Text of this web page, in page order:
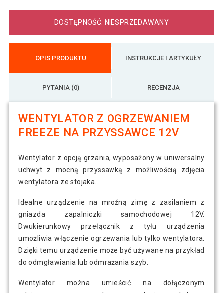
DOSTĘPNOŚĆ: NIESPRZEDAWANY
OPIS PRODUKTU INSTRUKCJE I ARTYKUŁY
PYTANIA (0) RECENZJA
WENTYLATOR Z OGRZEWANIEM
FREEZE NA PRZYSSAWCE 12V
Wentylator z opcją grzania, wyposażony w uniwersalny
uchwyt z mocną przyssawką z możliwością zdjęcia
wentylatora ze stojaka.
Idealne urządzenie na mroźną zimę z zasilaniem z
gniazda zapalniczki samochodowej 12V.
Dwukierunkowy przełącznik z tyłu urządzenia
umożliwia włączenie ogrzewania lub tylko wentylatora.
Dzięki temu urządzenie może być używane na przykład
do odmgławiania lub odmrażania szyb.
Wentylator można umieścić na dołączonym